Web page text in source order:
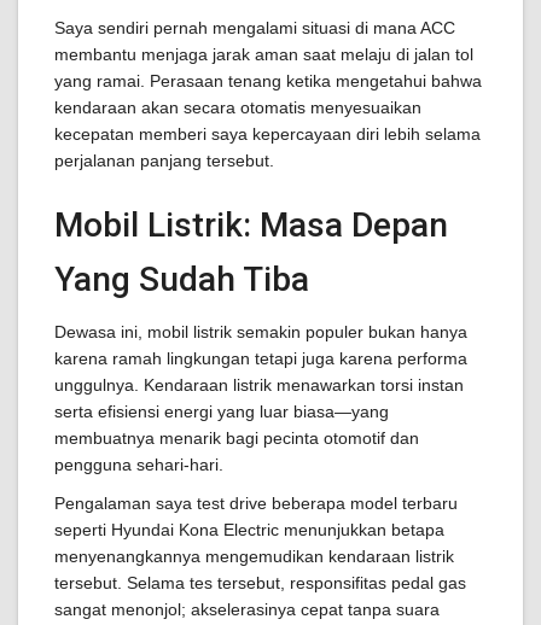
Saya sendiri pernah mengalami situasi di mana ACC
membantu menjaga jarak aman saat melaju di jalan tol
yang ramai. Perasaan tenang ketika mengetahui bahwa
kendaraan akan secara otomatis menyesuaikan
kecepatan memberi saya kepercayaan diri lebih selama
perjalanan panjang tersebut.
Mobil Listrik: Masa Depan
Yang Sudah Tiba
Dewasa ini, mobil listrik semakin populer bukan hanya
karena ramah lingkungan tetapi juga karena performa
unggulnya. Kendaraan listrik menawarkan torsi instan
serta efisiensi energi yang luar biasa—yang
membuatnya menarik bagi pecinta otomotif dan
pengguna sehari-hari.
Pengalaman saya test drive beberapa model terbaru
seperti Hyundai Kona Electric menunjukkan betapa
menyenangkannya mengemudikan kendaraan listrik
tersebut. Selama tes tersebut, responsifitas pedal gas
sangat menonjol; akselerasinya cepat tanpa suara